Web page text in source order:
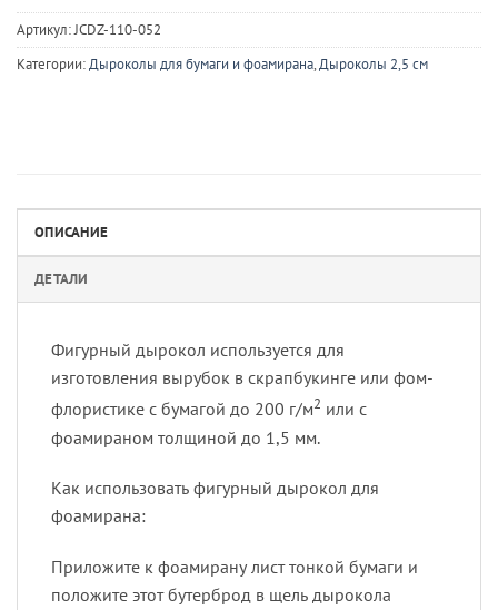
Артикул:JCDZ-110-052
Категории:Дыроколы для бумаги и фоамирана,Дыроколы 2,5 см
ОПИСАНИЕ
ДЕТАЛИ
Фигурный дырокол используется для
изготовления вырубок в скрапбукинге или фом-
флористике с бумагой до 200 г/м2 или с
фоамираном толщиной до 1,5 мм.
Как использовать фигурный дырокол для
фоамирана:
Приложите к фоамирану лист тонкой бумаги и
положите этот бутерброд в щель дырокола